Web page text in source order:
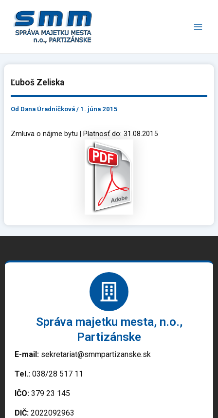
obsah
Ľuboš Zeliska
Od Dana Úradníčková/ 1. júna 2015
Zmluva o nájme bytu | Platnosť do: 31.08.2015
Správa majetku mesta, n.o.,
Partizánske
E-mail: sekretariat@smmpartizanske.sk
Tel.: 038/28 517 11
IČO: 379 23 145
DIČ: 2022092963